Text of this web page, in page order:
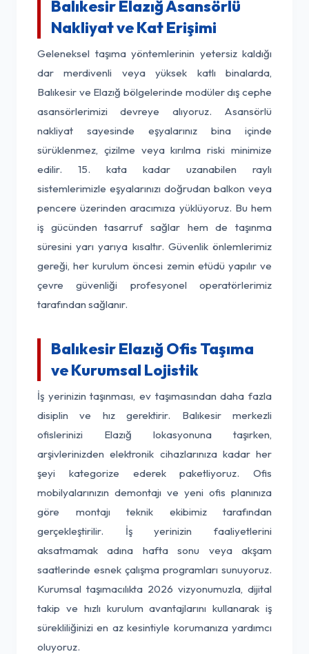
Balıkesir Elazığ Asansörlü
Nakliyat ve Kat Erişimi
Geleneksel taşıma yöntemlerinin yetersiz kaldığı
dar merdivenli veya yüksek katlı binalarda,
Balıkesir ve Elazığ bölgelerinde modüler dış cephe
asansörlerimizi devreye alıyoruz. Asansörlü
nakliyat sayesinde eşyalarınız bina içinde
sürüklenmez, çizilme veya kırılma riski minimize
edilir. 15. kata kadar uzanabilen raylı
sistemlerimizle eşyalarınızı doğrudan balkon veya
pencere üzerinden aracımıza yüklüyoruz. Bu hem
iş gücünden tasarruf sağlar hem de taşınma
süresini yarı yarıya kısaltır. Güvenlik önlemlerimiz
gereği, her kurulum öncesi zemin etüdü yapılır ve
çevre güvenliği profesyonel operatörlerimiz
tarafından sağlanır.
Balıkesir Elazığ Ofis Taşıma
ve Kurumsal Lojistik
İş yerinizin taşınması, ev taşımasından daha fazla
disiplin ve hız gerektirir. Balıkesir merkezli
ofislerinizi Elazığ lokasyonuna taşırken,
arşivlerinizden elektronik cihazlarınıza kadar her
şeyi kategorize ederek paketliyoruz. Ofis
mobilyalarınızın demontajı ve yeni ofis planınıza
göre montajı teknik ekibimiz tarafından
gerçekleştirilir. İş yerinizin faaliyetlerini
aksatmamak adına hafta sonu veya akşam
saatlerinde esnek çalışma programları sunuyoruz.
Kurumsal taşımacılıkta 2026 vizyonumuzla, dijital
takip ve hızlı kurulum avantajlarını kullanarak iş
sürekliliğinizi en az kesintiyle korumanıza yardımcı
oluyoruz.